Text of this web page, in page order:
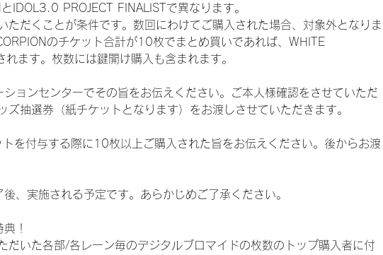
IDOL3.0 PROJECT FINALISTで異なります。
だくことが条件です。数回にわけてご購入された場合、対象外となりま
のチケット合計が10枚でまとめ買いであれば、WHITE
ます。枚数には鍵開け購入も含まれます。
ョンセンターでその旨をお伝えください。ご本人様確認をさせていただ
抽選券（紙チケットとなります）をお渡しさせていただきます。
を付与する際に10枚以上ご購入された旨をお伝えください。後からお渡
、実施される予定です。あらかじめご了承ください。
！
だいた各部/各レーン毎のデジタルブロマイドの枚数のトップ購入者に付